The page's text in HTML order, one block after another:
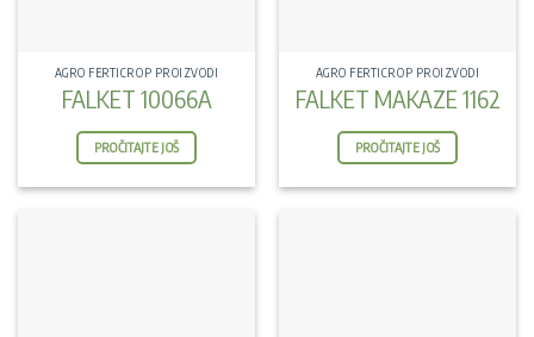
AGRO FERTICROP PROIZVODI
FALKET 10066A
PROČITAJTE JOŠ
AGRO FERTICROP PROIZVODI
FALKET MAKAZE 1162
PROČITAJTE JOŠ